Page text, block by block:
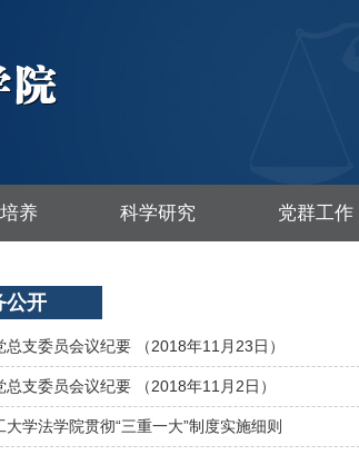
养 科学研究 党群工作
公开
总支委员会议纪要 （2018年11月23日）
总支委员会议纪要 （2018年11月2日）
大学法学院贯彻“三重一大”制度实施细则